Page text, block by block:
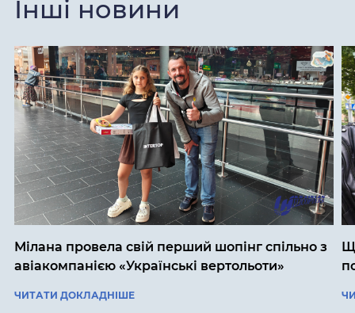
Інші новини
Мілана провела свій перший шопінг спільно з
авіакомпанією «Українські вертольоти»
ЧИТАТИ ДОКЛАДНІШЕ